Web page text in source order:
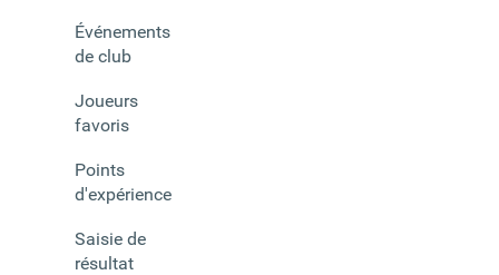
Événements
de club
Joueurs
favoris
Points
d'expérience
Saisie de
résultat